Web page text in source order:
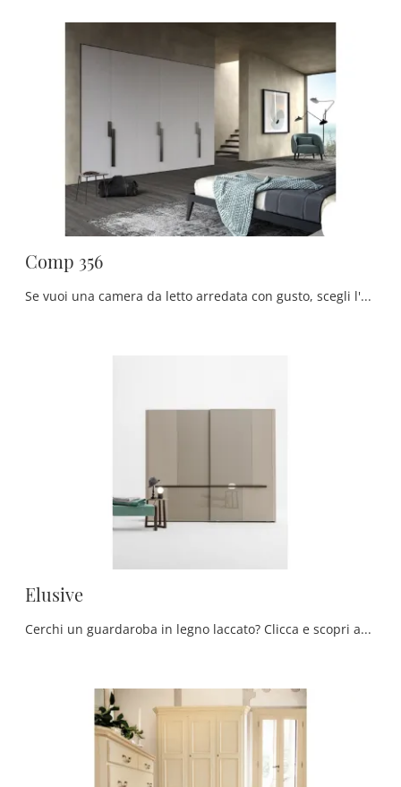
Comp 356
Se vuoi una camera da letto arredata con gusto, scegli l'armadio Comp 356 con ante battenti di Mobilgam!
Elusive
Cerchi un guardaroba in legno laccato? Clicca e scopri armadi a muro con ante scorrevoli di Fasolin.